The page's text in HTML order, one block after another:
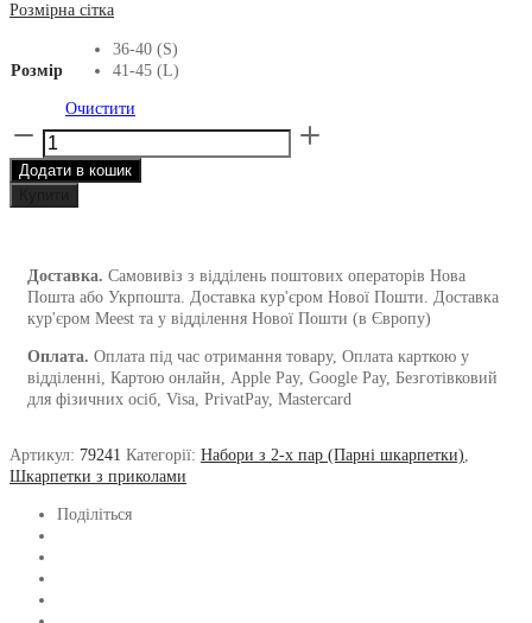
Розмірна сітка
Розмір
36-40 (S)
41-45 (L)
Очистити
Набір
із
2-
White&Black
fingers
»
Додати в кошик
Доставка. Самовивіз з відділень поштових операторів Нова
Пошта або Укрпошта. Доставка кур'єром Нової Пошти. Доставка
кур'єром Meest та у відділення Нової Пошти (в Європу)
Оплата. Оплата під час отримання товару, Оплата карткою у
відділенні, Картою онлайн, Apple Pay, Google Pay, Безготівковий
для фізичних осіб, Visa, PrivatPay, Mastercard
Артикул: 79241 Категорії: Набори з 2-х пар (Парні шкарпетки),
Шкарпетки з приколами
Поділіться